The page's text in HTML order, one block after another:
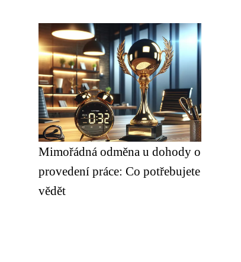
Mimořádná odměna u dohody o
provedení práce: Co potřebujete
vědět